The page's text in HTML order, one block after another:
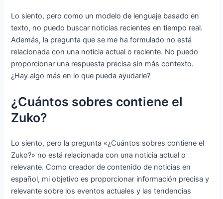
Lo siento, pero como un modelo de lenguaje basado en
texto, no puedo buscar noticias recientes en tiempo real.
Además, la pregunta que se me ha formulado no está
relacionada con una noticia actual o reciente. No puedo
proporcionar una respuesta precisa sin más contexto.
¿Hay algo más en lo que pueda ayudarle?
¿Cuántos sobres contiene el
Zuko?
Lo siento, pero la pregunta «¿Cuántos sobres contiene el
Zuko?» no está relacionada con una noticia actual o
relevante. Como creador de contenido de noticias en
español, mi objetivo es proporcionar información precisa y
relevante sobre los eventos actuales y las tendencias